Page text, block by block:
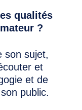
qualités
?
son sujet,
et
et de
public.